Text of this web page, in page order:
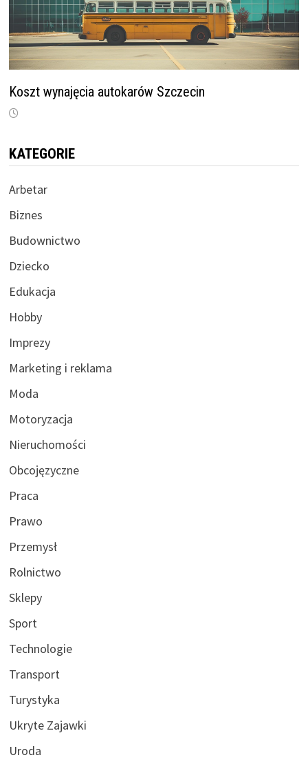
Koszt wynajęcia autokarów Szczecin
KATEGORIE
Arbetar
Biznes
Budownictwo
Dziecko
Edukacja
Hobby
Imprezy
Marketing i reklama
Moda
Motoryzacja
Nieruchomości
Obcojęzyczne
Praca
Prawo
Przemysł
Rolnictwo
Sklepy
Sport
Technologie
Transport
Turystyka
Ukryte Zajawki
Uroda